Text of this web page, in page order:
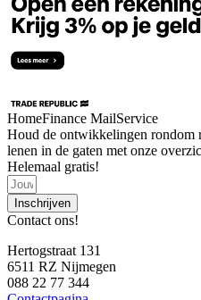
HomeFinance MailService
Houd de ontwikkelingen rondom
lenen in de gaten met onze
Helemaal gratis!
Inschrijven
Contact ons!
Hertogstraat 131
6511 RZ Nijmegen
088 22 77 344